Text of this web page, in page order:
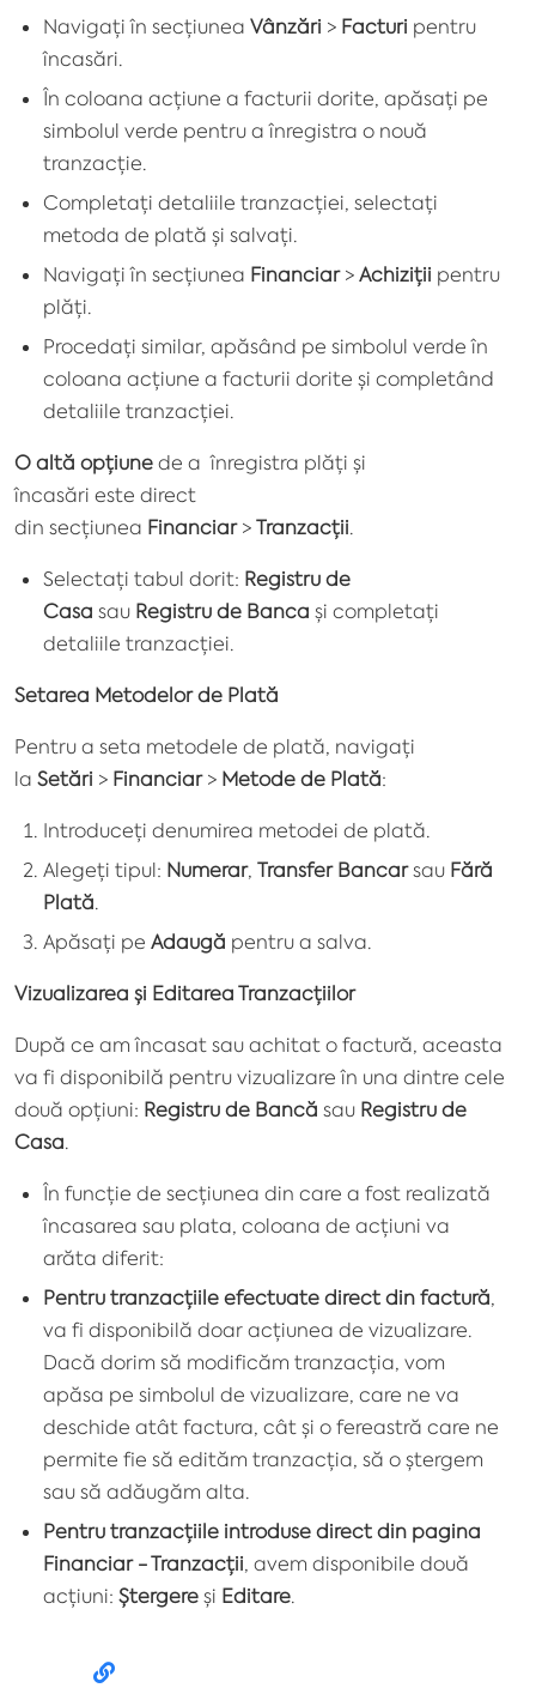
Navigați în secțiunea Vânzări > Facturi pentru
încasări.
În coloana acțiune a facturii dorite, apăsați pe
simbolul verde pentru a înregistra o nouă
tranzacție.
Completați detaliile tranzacției, selectați
metoda de plată și salvați.
Navigați în secțiunea Financiar> Achiziții pentru
plăți.
Procedați similar, apăsând pe simbolul verde în
coloana acțiune a facturii dorite și completând
detaliile tranzacției.
O altă opțiune de a înregistra plăți și
încasări este direct
din secțiunea Financiar> Tranzacții.
Selectați tabul dorit: Registru de
Casa sau Registru de Banca și completați
detaliile tranzacției.
Setarea Metodelor de Plată
Pentru a seta metodele de plată, navigați
la Setări > Financiar> Metode de Plată:
Introduceți denumirea metodei de plată.
Alegeți tipul: Numerar, Transfer Bancarsau Fără
Plată.
Apăsați pe Adaugă pentru a salva.
Vizualizarea și Editarea Tranzacțiilor
După ce am încasat sau achitat o factură, aceasta
va fi disponibilă pentru vizualizare în una dintre cele
două opțiuni: Registru de Bancă sau Registru de
Casa.
În funcție de secțiunea din care a fost realizată
încasarea sau plata, coloana de acțiuni va
arăta diferit:
Pentru tranzacțiile efectuate direct din factură,
va fi disponibilă doar acțiunea de vizualizare.
Dacă dorim să modificăm tranzacția, vom
apăsa pe simbolul de vizualizare, care ne va
deschide atât factura, cât și o fereastră care ne
permite fie să edităm tranzacția, să o ștergem
sau să adăugăm alta.
Pentru tranzacțiile introduse direct din pagina
Financiar - Tranzacții, avem disponibile două
acțiuni: Ștergere și Editare.